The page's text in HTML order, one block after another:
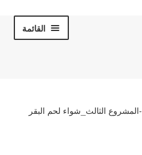
القائمة
007-المشروع الثالث_شواء لحم البقر